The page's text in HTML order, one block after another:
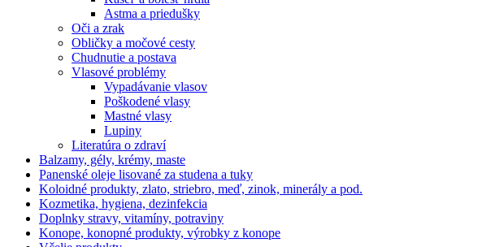
Astma a priedušky
Oči a zrak
Obličky a močové cesty
Chudnutie a postava
Vlasové problémy
Vypadávanie vlasov
Poškodené vlasy
Mastné vlasy
Lupiny
Literatúra o zdraví
Balzamy, gély, krémy, maste
Panenské oleje lisované za studena a tuky
Koloidné produkty, zlato, striebro, meď, zinok, minerály a pod.
Kozmetika, hygiena, dezinfekcia
Doplnky stravy, vitamíny, potraviny
Konope, konopné produkty, výrobky z konope